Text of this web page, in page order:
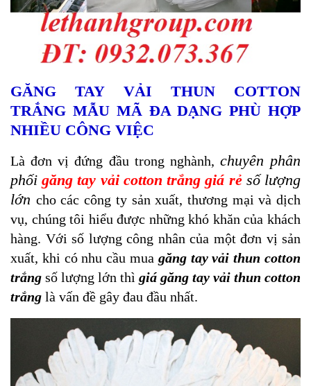
GĂNG TAY VẢI THUN COTTON
TRẮNG MẪU MÃ ĐA DẠNG PHÙ HỢP
NHIỀU CÔNG VIỆC
Là đơn vị đứng đầu trong nghành, chuyên phân
phối găng tay vải cotton trắng giá rẻ số lượng
lớn cho các công ty sản xuất, thương mại và dịch
vụ, chúng tôi hiểu được những khó khăn của khách
hàng. Với số lượng công nhân của một đơn vị sản
xuất, khi có nhu cầu mua găng tay vải thun cotton
trắng số lượng lớn thì giá găng tay vải thun cotton
trắng là vấn đề gây đau đầu nhất.